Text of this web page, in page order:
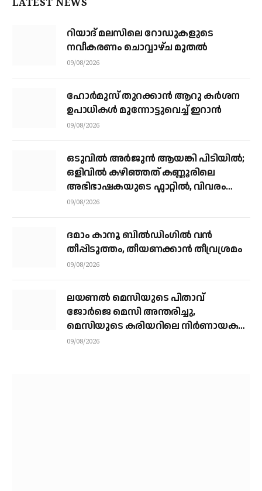
LATEST NEWS
റിയാദ് മലസിലെ റോഡുകളുടെ
നവീകരണം ചൊവ്വാഴ്ച മുതല്‍
09/08/2026
ഹോർമുസ് തുറക്കാൻ ആറു കർശന
ഉപാധികൾ മുന്നോട്ടുവെച്ച് ഇറാൻ
09/08/2026
ഒടുവിൽ അർജുൻ ആയങ്കി പിടിയിൽ;
ഒളിവിൽ കഴിഞ്ഞത് കണ്ണൂരിലെ
അഭിഭാഷകയുടെ ഫ്ലാറ്റിൽ, വിവരം
നൽകിയത് ഓട്ടോ ഡ്രൈവർ
09/08/2026
ദമാം കാനൂ ബിൽഡിംഗിൽ വൻ
തീപ്പിടുത്തം, തീയണക്കാൻ തീവ്രശ്രമം
09/08/2026
ലയണൽ മെസിയുടെ പിതാവ്
ജോർജെ മെസി അന്തരിച്ചു, ​
മെസിയുടെ കരിയറിലെ നിർണായക
ശക്തി
09/08/2026